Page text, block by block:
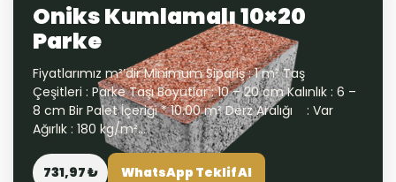
Oniks Kumlamalı 10×20
Parke
Fiyatlarımız m²’dir Minimum Sipariş : 1 m² Taş
Çeşitleri : Parke Taşı Boyutlar : 10 – 20 cm Kalınlık : 6 –
8 cm Bir Palet İçeriği * 10.00 m² Derz Aralığı : Var
Ağırlık : 180 kg/m²...
731,97 ₺ WhatsApp Teklif Al